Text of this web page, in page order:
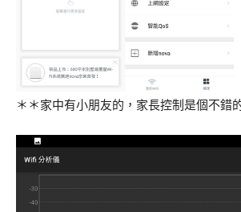
＊＊家中有小朋友的，家長控制是個不錯